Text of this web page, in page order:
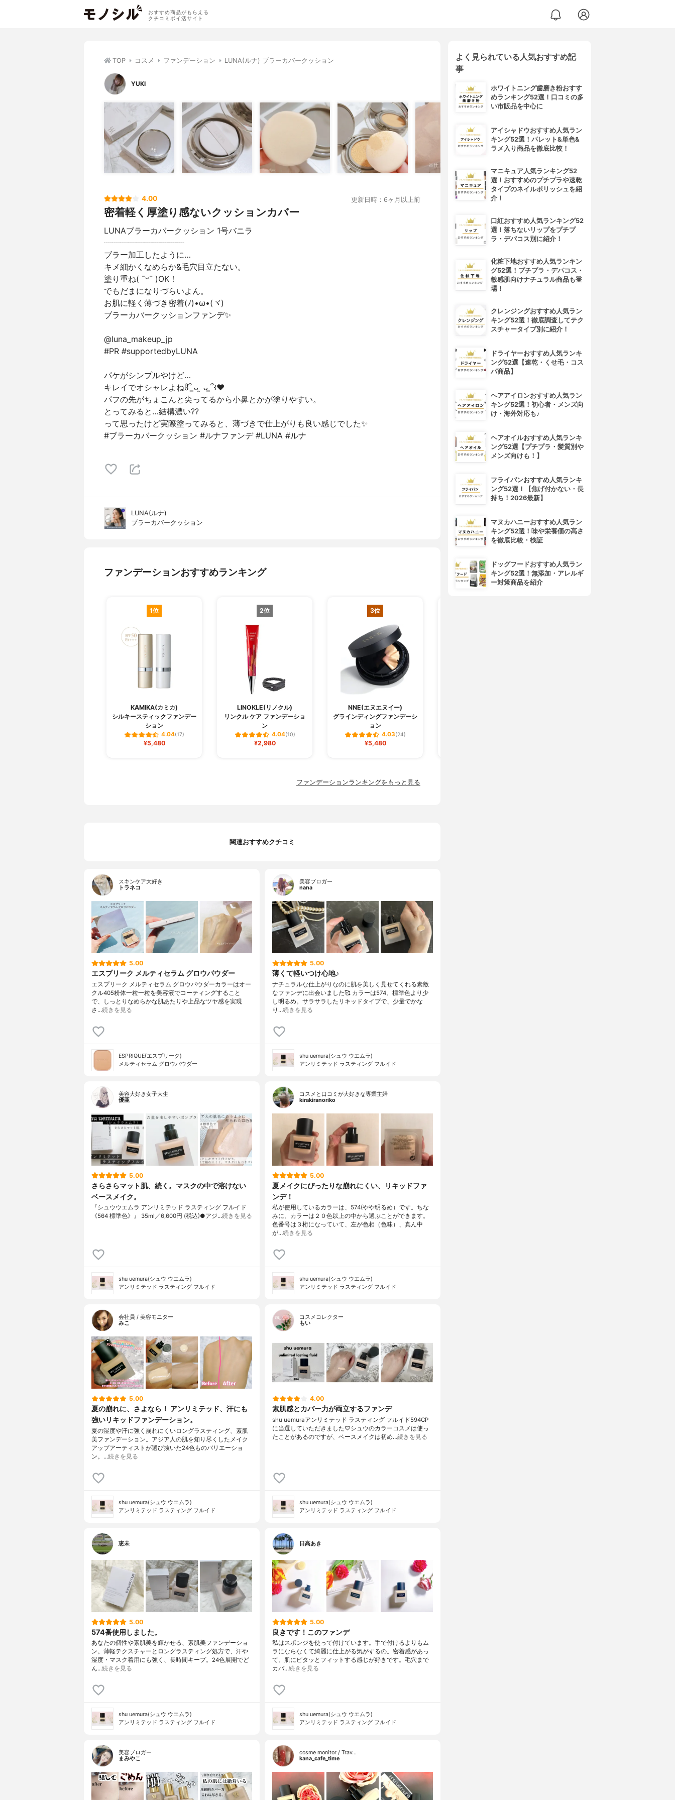
おすすめ商品がもらえる
クチコミポイ活サイト
TOP コスメ ファンデーション LUNA(ルナ) ブラーカバークッション
YUKI
4.00 更新日時：6ヶ月以上前
密着軽く厚塗り感ないクッションカバー
LUNAブラーカバークッション 1号バニラ
┈┈┈┈┈┈┈┈┈┈
ブラー加工したように…
キメ細かくなめらか&毛穴目立たない。
塗り重ね( ¯ᵕ¯ )OK！
でもだまになりづらいよん。
お肌に軽く薄づき密着(ﾉ)•ω•(ヾ)
ブラーカバークッションファンデ✨
@luna_makeup_jp
#PR #supportedbyLUNA
パケがシンプルやけど…
キレイでオシャレよねჱ̒՞ ̳ᴗ ̫ ᴗ ̳՞꒱❤
パフの先がちょこんと尖ってるから小鼻とかが塗りやすい。
とってみると…結構濃い??
って思ったけど実際塗ってみると、薄づきで仕上がりも良い感じでした✨
#ブラーカバークッション #ルナファンデ #LUNA #ルナ
LUNA(ルナ)
ブラーカバークッション
ファンデーションおすすめランキング
1位
KAMIKA(カミカ)
シルキースティックファンデー
ション
4.04(17)
¥5,480
2位
LINOKLE(リノクル)
リンクル ケア ファンデーショ
ン
4.04(10)
¥2,980
3位
NNE(エヌエヌイー)
グラインディングファンデーシ
ョン
4.03(24)
¥5,480
ファンデーションランキングをもっと見る
関連おすすめクチコミ
スキンケア大好き
トラネコ
5.00
エスプリーク メルティセラム グロウパウダー
エスプリーク メルティセラム グロウパウダーカラーはオー
クル405粉体一粒一粒を美容液でコーティングすること
で、しっとりなめらかな肌あたりや上品なツヤ感を実現
さ…続きを見る
ESPRIQUE(エスプリーク)
メルティセラム グロウパウダー
美容ブロガー
nana
5.00
薄くて軽いつけ心地♪
ナチュラルな仕上がりなのに肌を美しく見せてくれる素敵
なファンデに出会いました🥰 カラーは574。標準色より少
し明るめ。サラサラしたリキッドタイプで、少量でかな
り…続きを見る
shu uemura(シュウ ウエムラ)
アンリミテッド ラスティング フルイド
美容大好き女子大生
優亜
5.00
さらさらマット肌、続く。マスクの中で溶けない
ベースメイク。
『シュウウエムラ アンリミテッド ラスティング フルイド
《564 標準色》』 35ml／6,600円 (税込)●アジ…続きを見る
shu uemura(シュウ ウエムラ)
アンリミテッド ラスティング フルイド
コスメと口コミが大好きな専業主婦
kirakiranoriko
5.00
夏メイクにぴったりな崩れにくい、リキッドファ
ンデ！
私が使用しているカラーは、574(やや明るめ）です。ちな
みに、カラーは２０色以上の中から選ぶことができます。
色番号は３桁になっていて、左が色相（色味）、真ん中
が…続きを見る
shu uemura(シュウ ウエムラ)
アンリミテッド ラスティング フルイド
会社員 / 美容モニター
みこ
5.00
夏の崩れに、さよなら！ アンリミテッド、汗にも
強いリキッドファンデーション。
夏の湿度や汗に強く崩れにくいロングラスティング、素肌
美ファンデーション。アジア人の肌を知り尽くしたメイク
アップアーティストが選び抜いた24色ものバリエーショ
ン。…続きを見る
shu uemura(シュウ ウエムラ)
アンリミテッド ラスティング フルイド
コスメコレクター
もい
4.00
素肌感とカバー力が両立するファンデ
shu uemuraアンリミテッド ラスティング フルイド594CP
に当選していただきました♡シュウのカラーコスメは使っ
たことがあるのですが、ベースメイクは初め…続きを見る
shu uemura(シュウ ウエムラ)
アンリミテッド ラスティング フルイド
恵未
5.00
574番使用しました。
あなたの個性や素肌美を輝かせる、素肌美ファンデーショ
ン。薄軽テクスチャーとロングラスティング処方で、汗や
湿度・マスク着用にも強く、長時間キープ。24色展開でど
ん…続きを見る
shu uemura(シュウ ウエムラ)
アンリミテッド ラスティング フルイド
日高あき
5.00
良きです！このファンデ
私はスポンジを使って付けています。手で付けるよりもム
ラにならなくて綺麗に仕上がる気がするの。密着感があっ
て、肌にピタッとフィットする感じが好きです。毛穴まで
カバ…続きを見る
shu uemura(シュウ ウエムラ)
アンリミテッド ラスティング フルイド
美容ブロガー
まみやこ
cosme monitor / Trav…
kana_cafe_time
よく見られている人気おすすめ記
事
ホワイトニング歯磨き粉おすす
めランキング52選！口コミの多
い市販品を中心に
アイシャドウおすすめ人気ラン
キング52選！パレット&単色&
ラメ入り商品を徹底比較！
マニキュア人気ランキング52
選！おすすめのプチプラや速乾
タイプのネイルポリッシュを紹
介！
口紅おすすめ人気ランキング52
選！落ちないリップをプチプ
ラ・デパコス別に紹介！
化粧下地おすすめ人気ランキン
グ52選！プチプラ・デパコス・
敏感肌向けナチュラル商品も登
場！
クレンジングおすすめ人気ラン
キング52選！徹底調査してテク
スチャータイプ別に紹介！
ドライヤーおすすめ人気ランキ
ング52選【速乾・くせ毛・コス
パ商品】
ヘアアイロンおすすめ人気ラン
キング52選！初心者・メンズ向
け・海外対応も♪
ヘアオイルおすすめ人気ランキ
ング52選【プチプラ・髪質別や
メンズ向けも！】
フライパンおすすめ人気ランキ
ング52選！【焦げ付かない・長
持ち！2026最新】
マヌカハニーおすすめ人気ラン
キング52選！味や栄養価の高さ
を徹底比較・検証
ドッグフードおすすめ人気ラン
キング52選！無添加・アレルギ
ー対策商品を紹介